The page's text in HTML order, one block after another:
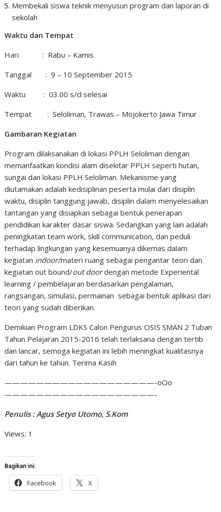
Membekali siswa teknik menyusun program dan laporan di
sekolah
Waktu dan Tempat
Hari : Rabu – Kamis
Tanggal : 9 – 10 September 2015
Waktu : 03.00 s/d selesai
Tempat : Seloliman, Trawas – Mojokerto Jawa Timur
Gambaran Kegiatan
Program dilaksanakan di lokasi PPLH Seloliman dengan
memanfaatkan kondisi alam disekitar PPLH seperti hutan,
sungai dan lokasi PPLH Seloliman. Mekanisme yang
diutamakan adalah kedisiplinan peserta mulai dari disiplin
waktu, disiplin tanggung jawab, disiplin dalam menyelesaikan
tantangan yang disiapkan sebagai bentuk penerapan
pendidikan karakter dasar siswa. Sedangkan yang lain adalah
peningkatan team work, skill communication, dan peduli
terhadap lingkungan yang kesemuanya dikemas dalam
kegiatan indoor/materi ruang sebagai pengantar teori dan
kegiatan out bound/out doordengan metode Experiental
learning / pembelajaran berdasarkan pengalaman,
rangsangan, simulasi, permainan sebagai bentuk aplikasi dari
teori yang sudah diberikan.
Demikian Program LDKS Calon Pengurus OSIS SMAN 2 Tuban
Tahun Pelajaran 2015-2016 telah terlaksana dengan tertib
dan lancar, semoga kegiatan ini lebih meningkat kualitasnya
dari tahun ke tahun. Terima Kasih
———————————————————-oOo
———————————————————-
Penulis : Agus Setyo Utomo, S.Kom
Views: 1
Bagikan ini:
Facebook X